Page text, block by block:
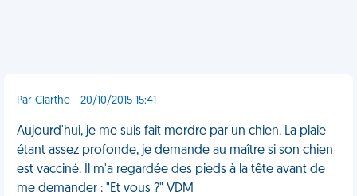
Par Clarthe - 20/10/2015 15:41
Aujourd'hui, je me suis fait mordre par un chien. La plaie
étant assez profonde, je demande au maître si son chien
est vacciné. Il m'a regardée des pieds à la tête avant de
me demander : "Et vous ?" VDM